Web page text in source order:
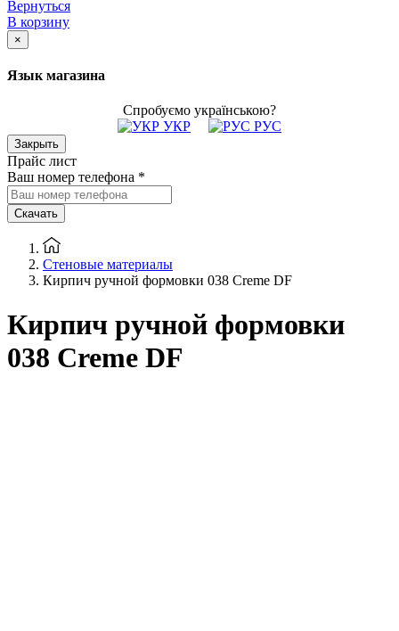
Вернуться
В корзину
×
Язык магазина
Спробуємо українською?
УКР
РУС
Закрыть
Прайс лист
Ваш номер телефона *
Скачать
Стеновые материалы
Кирпич ручной формовки 038 Creme DF
Кирпич ручной формовки
038 Creme DF